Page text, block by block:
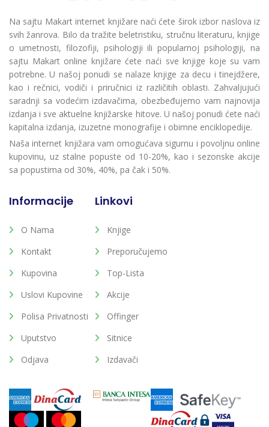
Na sajtu Makart internet knjižare naći ćete širok izbor naslova iz
svih žanrova. Bilo da tražite beletristiku, stručnu literaturu, knjige
o umetnosti, filozofiji, psihologiji ili popularnoj psihologiji, na
sajtu Makart online knjižare ćete naći sve knjige koje su vam
potrebne. U našoj ponudi se nalaze knjige za decu i tinejdžere,
kao i rečnici, vodiči i priručnici iz različitih oblasti. Zahvaljujući
saradnji sa vodećim izdavačima, obezbeđujemo vam najnovija
izdanja i sve aktuelne knjižarske hitove. U našoj ponudi ćete naći
kapitalna izdanja, izuzetne monografije i obimne enciklopedije.
Naša internet knjižara vam omogućava sigurnu i povoljnu online
kupovinu, uz stalne popuste od 10-20%, kao i sezonske akcije
sa popustima od 30%, 40%, pa čak i 50%.
Informacije
O Nama
Kontakt
Kupovina
Uslovi Kupovine
Polisa Privatnosti
Uputstvo
Odjava
Linkovi
Knjige
Preporučujemo
Top-Lista
Akcije
Offinger
Sitnice
Izdavači